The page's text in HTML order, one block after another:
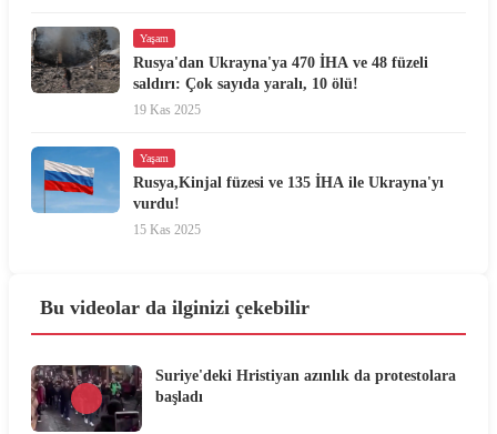
Yaşam
Rusya'dan Ukrayna'ya 470 İHA ve 48 füzeli
saldırı: Çok sayıda yaralı, 10 ölü!
19 Kas 2025
Yaşam
Rusya,Kinjal füzesi ve 135 İHA ile Ukrayna'yı
vurdu!
15 Kas 2025
Bu videolar da ilginizi çekebilir
Suriye'deki Hristiyan azınlık da protestolara
başladı